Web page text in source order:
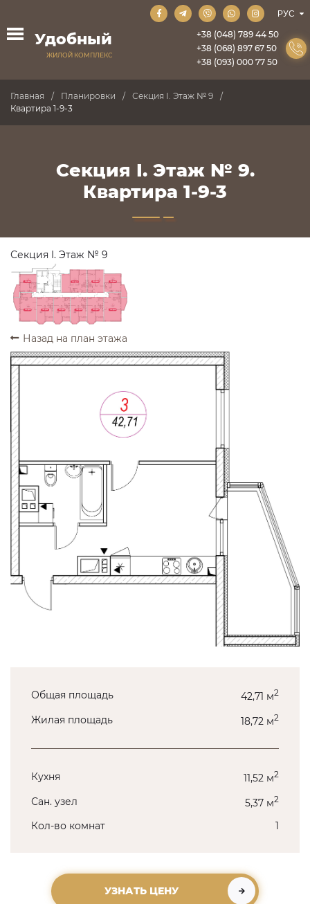
Удобный
ЖИЛОЙ КОМПЛЕКС
+38 (048) 789 44 50
+38 (068) 897 67 50
+38 (093) 000 77 50
Главная Планировки
Секция I. Этаж № 9
Квартира 1-9-3
Секция I. Этаж № 9.
Квартира 1-9-3
Секция I. Этаж № 9
ПРОДАНО ПРОДАНО ПРОДАНО
ПРОДАНО
ПРОДАНО
ПРОДАНО
ПРОДАНО
ПРОДАНО
ПРОДАНО
ПРОДАНО
Назад на план этажа
Общая площадь 42,71 м2
Жилая площадь 18,72 м2
Кухня 11,52 м2
Сан. узел 5,37 м2
Кол-во комнат 1
УЗНАТЬ ЦЕНУ